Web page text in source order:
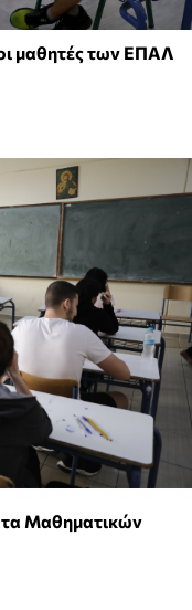
μαθητές των ΕΠΑΛ
Μαθηματικών